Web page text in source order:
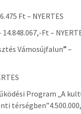
Ft – NYERTES
Ft –
Vámosújfalun”–
Program „A